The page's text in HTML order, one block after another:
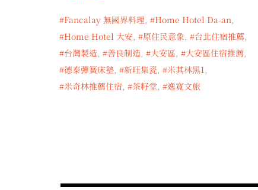
Fancalay 無國界料理, Home Hotel Da-an,
Home Hotel 大安, 原住民意象 , 台北住宿推薦,
台灣製造, 善良制造, 大安區, 大安區住宿推薦,
德泰彈簧床墊, 新旺集瓷, 米其林黑1 ,
米奇林推薦住宿, 茶籽堂, 逸寬文旅